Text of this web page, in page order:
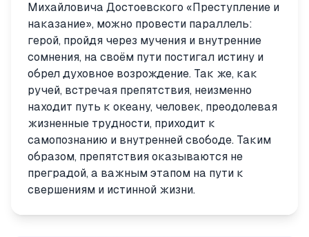
Михайловича Достоевского «Преступление и
наказание», можно провести параллель:
герой, пройдя через мучения и внутренние
сомнения, на своём пути постигал истину и
обрел духовное возрождение. Так же, как
ручей, встречая препятствия, неизменно
находит путь к океану, человек, преодолевая
жизненные трудности, приходит к
самопознанию и внутренней свободе. Таким
образом, препятствия оказываются не
преградой, а важным этапом на пути к
свершениям и истинной жизни.